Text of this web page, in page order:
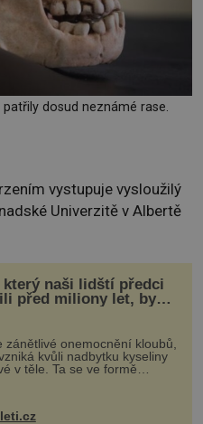
dosud neznámé rase.
vystupuje vysloužilý
Univerzitě v Albertě
který naši lidští předci
před miliony let, by
pomoci s léčbou
králů“
zánětlivé onemocnění kloubů,
kvůli nadbytku kyseliny
v těle. Ta se ve formě
a způsobuje bole...